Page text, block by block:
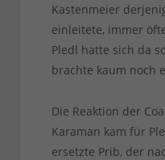
Kastenmeier
einleitete, immer
Pledl hatte sich da
brachte kaum noch
Die Reaktion der
Karaman kam für
ersetzte Prib, der